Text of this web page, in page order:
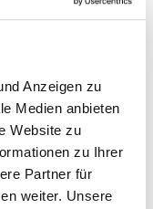
Anzeigen zu
Medien anbieten
Website zu
zu Ihrer
Partner für
weiter. Unsere